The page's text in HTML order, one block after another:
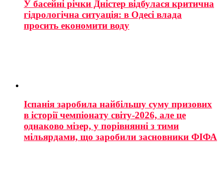
У басейні річки Дністер відбулася критична
гідрологічна ситуація: в Одесі влада
просить економити воду
Іспанія заробила найбільшу суму призових
в історії чемпіонату світу-2026, але це
однаково мізер, у порівнянні з тими
мільярдами, що заробили засновники ФІФА